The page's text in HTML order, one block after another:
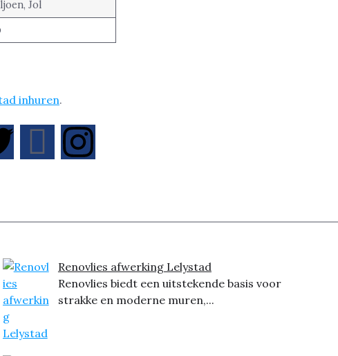
Jol
inhuren.
Renovlies afwerking Lelystad
Renovlies biedt een uitstekende basis voor
strakke en moderne muren,...